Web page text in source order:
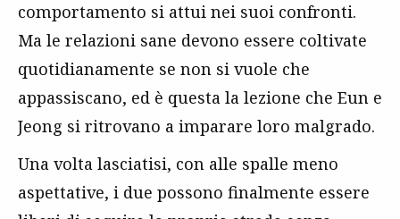
comportamento si attui nei suoi confronti.
Ma le relazioni sane devono essere coltivate
quotidianamente se non si vuole che
appassiscano, ed è questa la lezione che Eun e
Jeong si ritrovano a imparare loro malgrado.
Una volta lasciatisi, con alle spalle meno
aspettative, i due possono finalmente essere